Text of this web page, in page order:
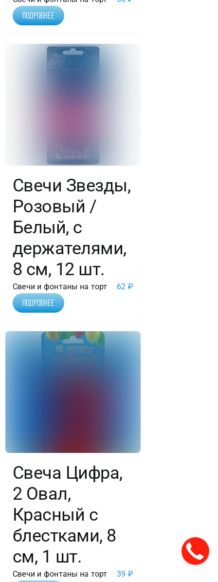
Подробнее
Свечи Звезды,
Розовый /
Белый, с
держателями,
8 см, 12 шт.
Свечи и фонтаны на торт 62 ₽
Подробнее
Свеча Цифра,
2 Овал,
Красный с
блестками, 8
см, 1 шт.
Свечи и фонтаны на торт 39 ₽